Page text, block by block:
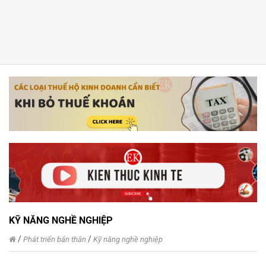
KỸ NĂNG NGHỀ NGHIỆP
/ Phát triển bản thân / Kỹ năng nghề nghiệp